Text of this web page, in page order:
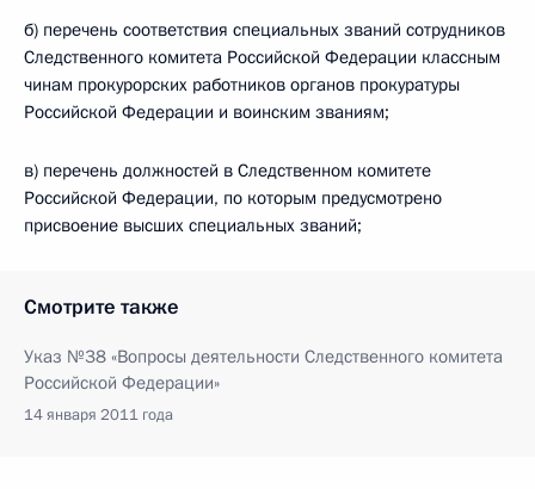
б) перечень соответствия специальных званий сотрудников
Следственного комитета Российской Федерации классным
чинам прокурорских работников органов прокуратуры
Российской Федерации и воинским званиям;
в) перечень должностей в Следственном комитете
Российской Федерации, по которым предусмотрено
присвоение высших специальных званий;
Смотрите также
Указ №38 «Вопросы деятельности Следственного комитета
Российской Федерации»
14 января 2011 года